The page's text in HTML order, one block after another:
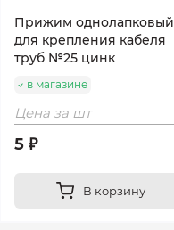
Прижим однолапковый
для крепления кабеля
труб №25 цинк
в магазине
Цена за шт
5 ₽
В корзину